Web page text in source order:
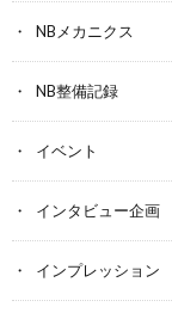
NBメカニクス
NB整備記録
イベント
インタビュー企画
インプレッション